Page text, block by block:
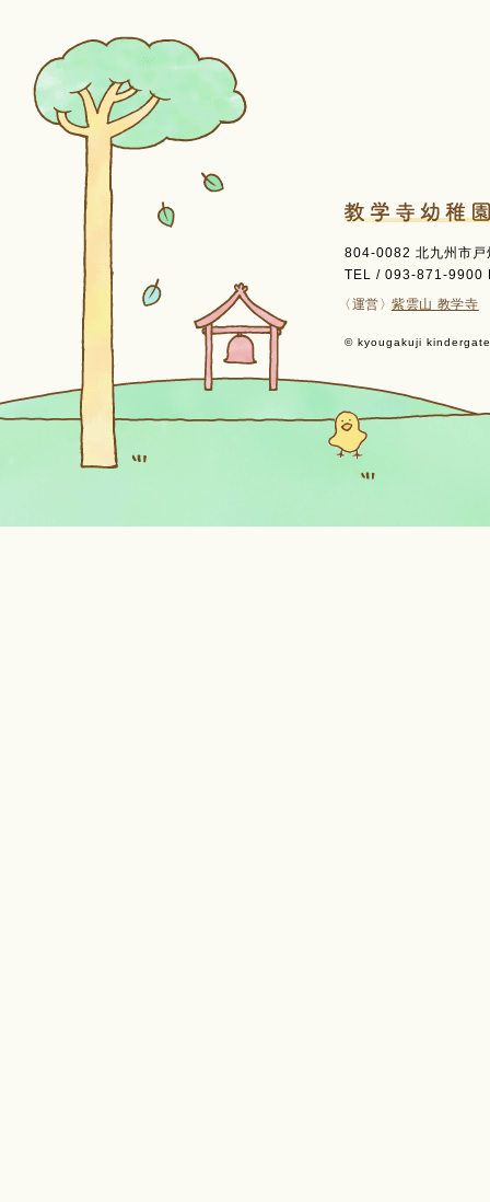
804-0082 北九州市
TEL / 093-871-9900
〈運営〉紫雲山 教学寺
© kyougakuji